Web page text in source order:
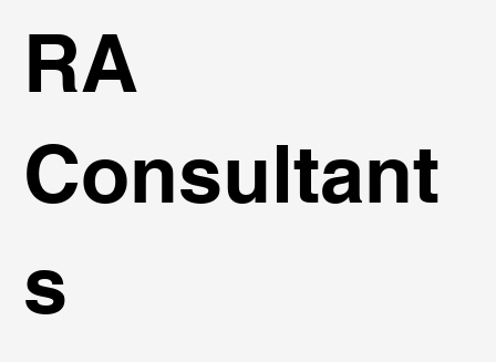
RA
Consultant
s